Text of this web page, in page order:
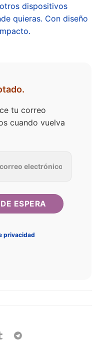
dispositivos
quieras. Con diseño
tu correo
cuando vuelva
privacidad